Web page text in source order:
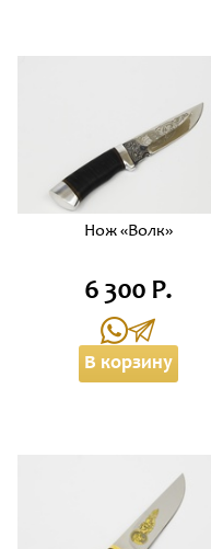
Нож «Волк»
6 300 Р.
В корзину